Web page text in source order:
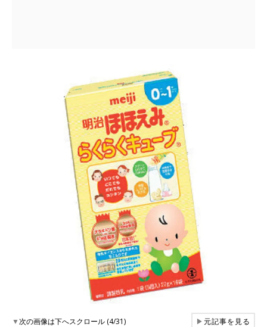
▼次の画像は下へスクロール (4/31) ▶元記事を見る